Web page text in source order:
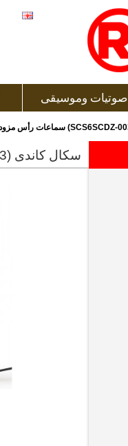
صوتيات وموسيقى
سكال كاندى (scs6scdz-003) سماعات رأس مزودة بمايك